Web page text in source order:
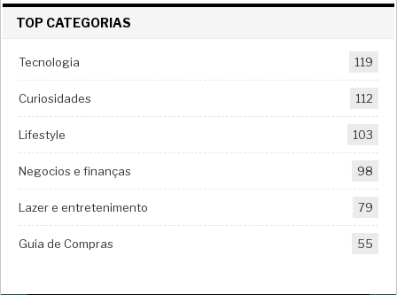
TOP CATEGORIAS
Tecnologia 119
Curiosidades 112
Lifestyle 103
Negocios e finanças 98
Lazer e entretenimento 79
Guia de Compras 55